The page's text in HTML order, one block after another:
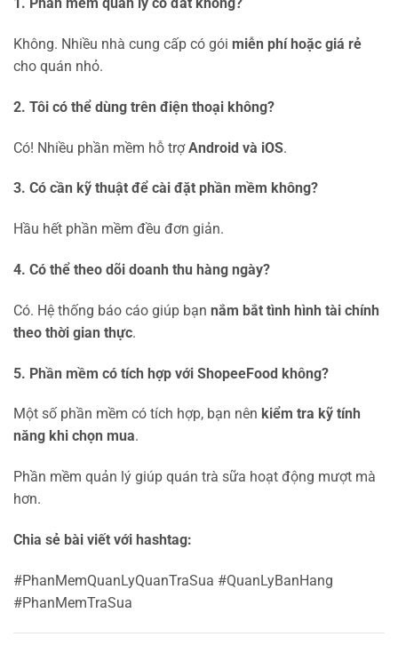
Không. Nhiều nhà cung cấp có gói miễn phí hoặc giá rẻ
cho quán nhỏ.
2. Tôi có thể dùng trên điện thoại không?
Có! Nhiều phần mềm hỗ trợAndroid và iOS.
3. Có cần kỹ thuật để cài đặt phần mềm không?
Hầu hết phần mềm đều đơn giản.
4. Có thể theo dõi doanh thu hàng ngày?
Có. Hệ thống báo cáo giúp bạn nắm bắt tình hình tài chính
theo thời gian thực.
5. Phần mềm có tích hợp với ShopeeFood không?
Một số phần mềm có tích hợp, bạn nên kiểm tra kỹ tính
năng khi chọn mua.
Phần mềm quản lý giúp quán trà sữa hoạt động mượt mà
hơn.
Chia sẻ bài viết với hashtag:
#PhanMemQuanLyQuanTraSua #QuanLyBanHang
#PhanMemTraSua